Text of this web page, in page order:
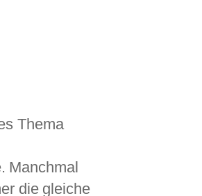
Thema
Manchmal
die gleiche